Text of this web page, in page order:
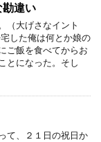
勘違い
（大げさなイント
した俺は何とか娘の
ご飯を食べてからお
とになった。そし
て、２１日の祝日か